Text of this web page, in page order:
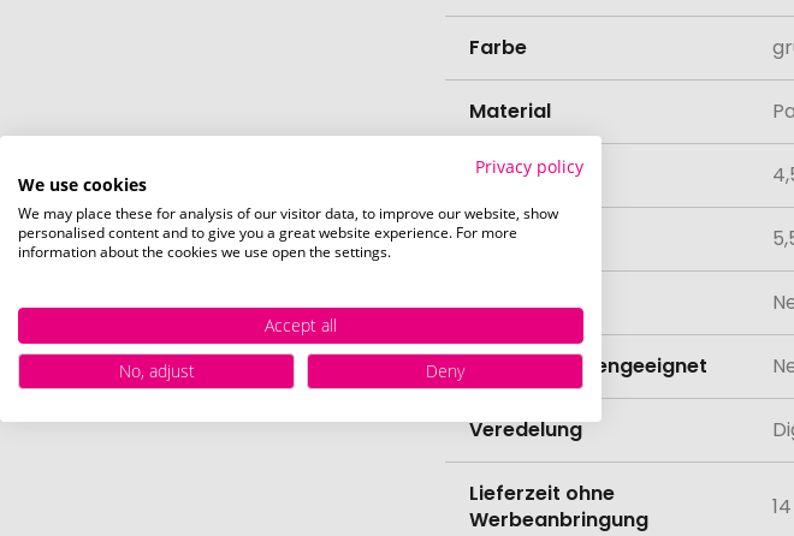
Farbe
Material
Höhe
Durchmesser
Bio-Produkt
Spülmaschinengeeignet
Veredelung
Lieferzeit ohne
Werbeanbringung
Privacy policy
We use cookies
We may place these for analysis of our visitor data, to improve our website, show
personalised content and to give you a great website experience. For more
information about the cookies we use open the settings.
Accept all
No, adjust
Deny